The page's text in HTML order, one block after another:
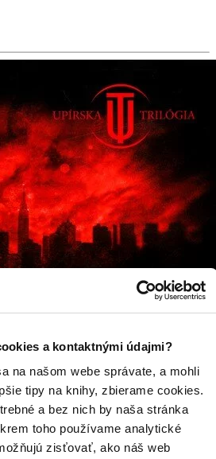
a kontaktnými údajmi?
na našom webe správate, a mohli
tipy na knihy, zbierame cookies.
a bez nich by naša stránka
toho používame analytické
zisťovať, ako náš web